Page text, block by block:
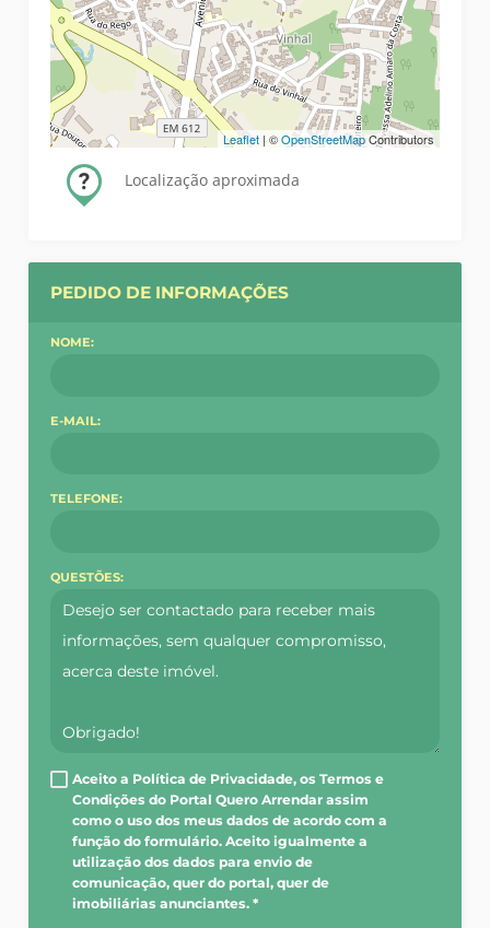
Leaflet| ©OpenStreetMapContributors
Localização aproximada
PEDIDO DE INFORMAÇÕES
NOME:
E-MAIL:
TELEFONE:
QUESTÕES:
Aceito a Política de Privacidade, os Termos e
Condições do Portal Quero Arrendar assim
como o uso dos meus dados de acordo com a
função do formulário. Aceito igualmente a
utilização dos dados para envio de
comunicação, quer do portal, quer de
imobiliárias anunciantes. *